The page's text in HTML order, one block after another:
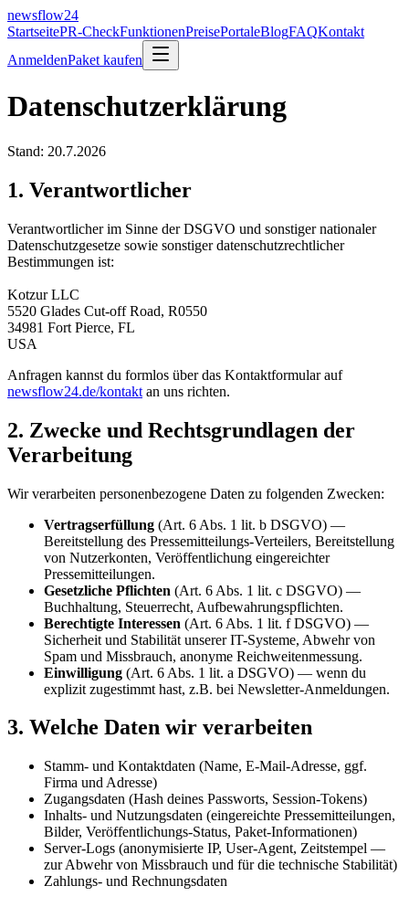
newsflow24
StartseitePR-CheckFunktionenPreisePortaleBlogFAQKontakt
AnmeldenPaket kaufen
Datenschutzerklärung
Stand: 20.7.2026
1. Verantwortlicher
Verantwortlicher im Sinne der DSGVO und sonstiger nationaler
Datenschutzgesetze sowie sonstiger datenschutzrechtlicher
Bestimmungen ist:
Kotzur LLC
5520 Glades Cut-off Road, R0550
34981 Fort Pierce, FL
USA
Anfragen kannst du formlos über das Kontaktformular auf
newsflow24.de/kontakt an uns richten.
2. Zwecke und Rechtsgrundlagen der
Verarbeitung
Wir verarbeiten personenbezogene Daten zu folgenden Zwecken:
Vertragserfüllung (Art. 6 Abs. 1 lit. b DSGVO) —
Bereitstellung des Pressemitteilungs-Verteilers, Bereitstellung
von Nutzerkonten, Veröffentlichung eingereichter
Pressemitteilungen.
Gesetzliche Pflichten (Art. 6 Abs. 1 lit. c DSGVO) —
Buchhaltung, Steuerrecht, Aufbewahrungspflichten.
Berechtigte Interessen (Art. 6 Abs. 1 lit. f DSGVO) —
Sicherheit und Stabilität unserer IT-Systeme, Abwehr von
Spam und Missbrauch, anonyme Reichweitenmessung.
Einwilligung (Art. 6 Abs. 1 lit. a DSGVO) — wenn du
explizit zugestimmt hast, z.B. bei Newsletter-Anmeldungen.
3. Welche Daten wir verarbeiten
Stamm- und Kontaktdaten (Name, E-Mail-Adresse, ggf.
Firma und Adresse)
Zugangsdaten (Hash deines Passworts, Session-Tokens)
Inhalts- und Nutzungsdaten (eingereichte Pressemitteilungen,
Bilder, Veröffentlichungs-Status, Paket-Informationen)
Server-Logs (anonymisierte IP, User-Agent, Zeitstempel —
zur Abwehr von Missbrauch und für die technische Stabilität)
Zahlungs- und Rechnungsdaten